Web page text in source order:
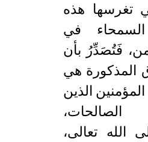
تغرسها هذه
السمحاء في
فَتُصَدِّرُ بأن
المذكورة هي
الذين
الله تعالى،